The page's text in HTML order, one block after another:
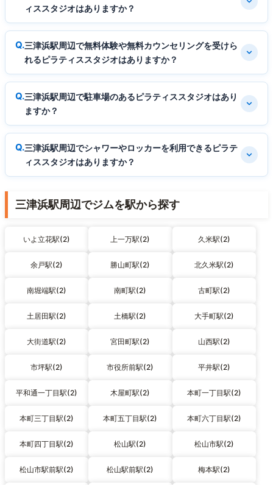
ィススタジオはありますか？
三津浜駅周辺で無料体験や無料カウンセリングを受けら
れるピラティススタジオはありますか？
三津浜駅周辺で駐車場のあるピラティススタジオはあり
ますか？
三津浜駅周辺でシャワーやロッカーを利用できるピラテ
ィススタジオはありますか？
三津浜駅周辺でジムを駅から探す
いよ立花駅(2) 上一万駅(2) 久米駅(2)
余戸駅(2) 勝山町駅(2) 北久米駅(2)
南堀端駅(2) 南町駅(2) 古町駅(2)
土居田駅(2) 土橋駅(2) 大手町駅(2)
大街道駅(2) 宮田町駅(2) 山西駅(2)
市坪駅(2) 市役所前駅(2) 平井駅(2)
平和通一丁目駅(2) 木屋町駅(2) 本町一丁目駅(2)
本町三丁目駅(2) 本町五丁目駅(2) 本町六丁目駅(2)
本町四丁目駅(2) 松山駅(2) 松山市駅(2)
松山市駅前駅(2) 松山駅前駅(2) 梅本駅(2)